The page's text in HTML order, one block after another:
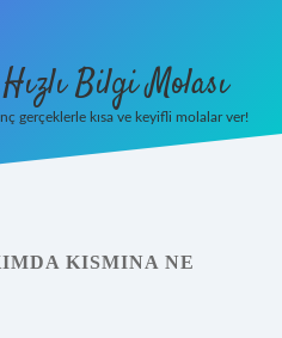
Hızlı Bilgi Molası
gerçeklerle kısa ve keyifli molalar ver!
KISMINA NE